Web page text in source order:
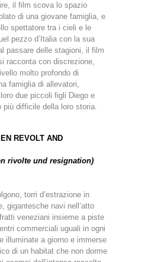
il film scova lo spazio
di una giovane famiglia, e
spettatore tra i cieli e le
pezzo d’Italia con la sua
passare delle stagioni, il film
racconta con discrezione,
molto profondo di
famiglia di allevatori,
due piccoli figli Diego e
più difficile della loro storia.
REVOLT AND
rivolte und resignation)
torri d’estrazione in
gigantesche navi nell’atto
veneziani insieme a piste
commerciali uguali in ogni
illuminate a giorno e immerse
di un habitat che non dorme